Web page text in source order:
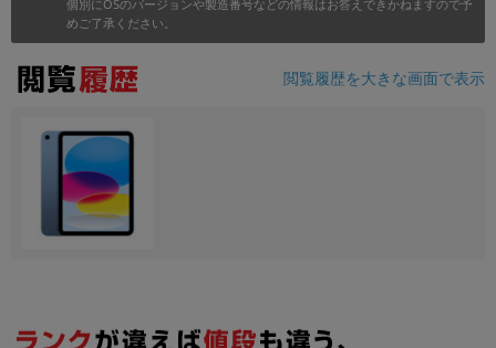
個別にOSのバージョンや製造番号などの情報はお答えできかねますので予
めご了承ください。
閲覧履歴を大きな画面で表示
発売日
各項目のチェックボックスは「or検索」となります。